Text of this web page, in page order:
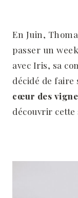
En Juin,
passer un
avec Iris, sa
décidé de faire
cœur des
découvrir cette